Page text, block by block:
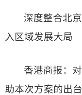
深度整合北
入区域发展大局
香港商报：
助本次方案的出